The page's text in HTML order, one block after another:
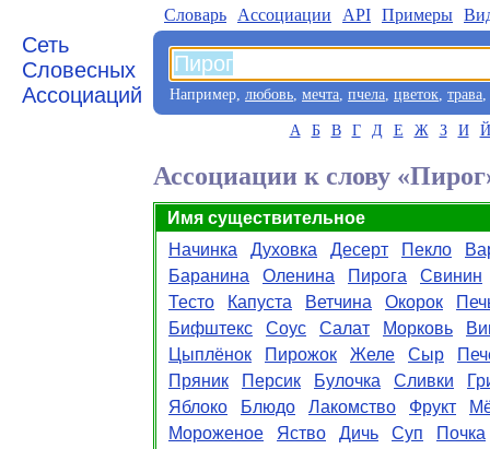
Сеть
Словесных
Ассоциаций
Словарь Aссоциации API Примеры
Например, любовь, мечта, пчела, цветок, трава,
А Б В Г Д Е Ж З И Й
Ассоциации к слову
Имя существительное
Начинка
Духовка Десерт Пекло
Баранина
Оленина Пирога
Свинин
Тесто
Капуста Ветчина Окорок
Бифштекс
Соус Салат Морковь
Цыплёнок
Пирожок Желе Сыр
Пряник
Персик Булочка Сливки
Яблоко
Блюдо Лакомство Фрукт
Мороженое
Яство Дичь Суп
Почка